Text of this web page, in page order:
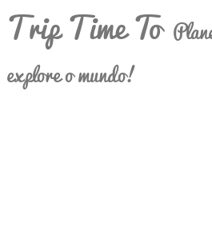
Trip Time To
explore o mundo!